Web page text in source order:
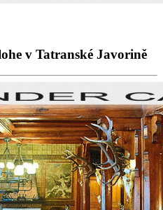
v Tatranské Javorině